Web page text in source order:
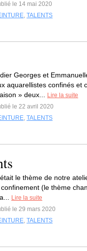
le 14 mai 2020
, TALENTS
Georges et
aquarellistes confinés et
» deux...
Lire la suite
le 22 avril 2020
, TALENTS
le thème de notre
confinement (le thème
Lire la suite
le 29 mars 2020
, TALENTS